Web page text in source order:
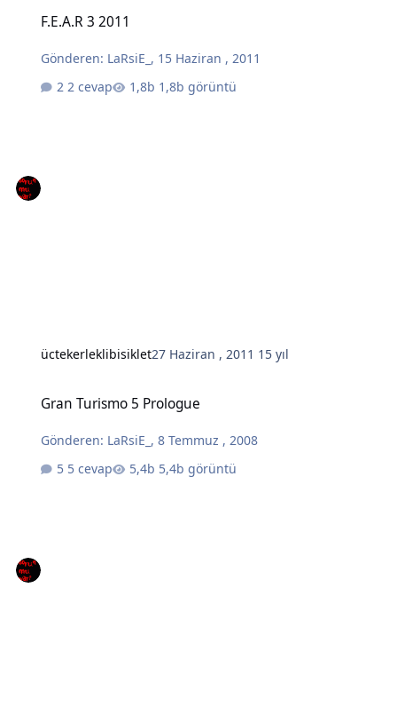
F.E.A.R 3 2011
Gönderen: LaRsiE_ , 15 Haziran , 2011
2 cevap
1,8b görüntü
üctekerleklibisiklet27 Haziran , 2011 15 yıl
Gran Turismo 5 Prologue
Gönderen: LaRsiE_ ,8 Temmuz , 2008
5 cevap
5,4b görüntü